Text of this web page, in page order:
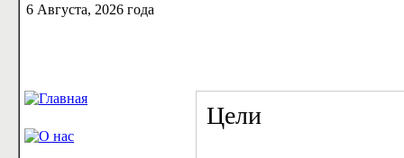
6 Августа, 2026 года
Цели